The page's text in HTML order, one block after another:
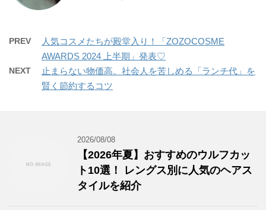
PREV
人気コスメたちが殿堂入り！「ZOZOCOSME
AWARDS 2024 上半期」発表♡
NEXT
止まらない物価高。社会人を苦しめる「ランチ代」を
賢く節約するコツ
2026/08/08
【2026年夏】おすすめのウルフカッ
ト10選！ レングス別に人気のヘアス
タイルを紹介